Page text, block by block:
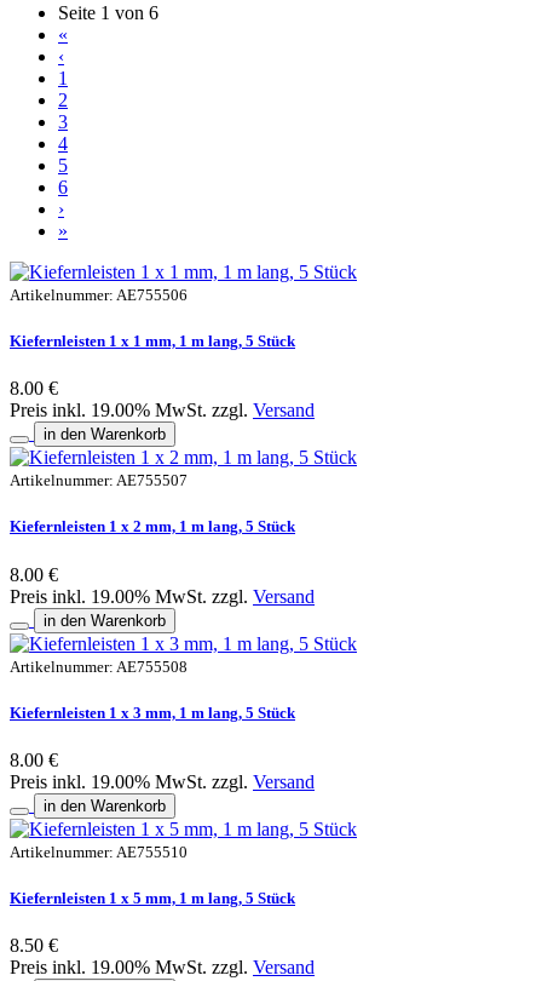
Seite 1 von 6
«
‹
1
2
3
4
5
6
›
»
Artikelnummer: AE755506
Kiefernleisten 1 x 1 mm, 1 m lang, 5 Stück
8.00 €
Preis inkl. 19.00% MwSt. zzgl. Versand
in den Warenkorb
Artikelnummer: AE755507
Kiefernleisten 1 x 2 mm, 1 m lang, 5 Stück
8.00 €
Preis inkl. 19.00% MwSt. zzgl. Versand
in den Warenkorb
Artikelnummer: AE755508
Kiefernleisten 1 x 3 mm, 1 m lang, 5 Stück
8.00 €
Preis inkl. 19.00% MwSt. zzgl. Versand
in den Warenkorb
Artikelnummer: AE755510
Kiefernleisten 1 x 5 mm, 1 m lang, 5 Stück
8.50 €
Preis inkl. 19.00% MwSt. zzgl. Versand